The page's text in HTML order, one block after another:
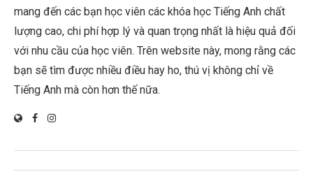
mang đến các bạn học viên các khóa học Tiếng Anh chất
lượng cao, chi phí hợp lý và quan trọng nhất là hiệu quả đối
với nhu cầu của học viên. Trên website này, mong rằng các
bạn sẽ tìm được nhiều điều hay ho, thú vị không chỉ về
Tiếng Anh mà còn hơn thế nữa.